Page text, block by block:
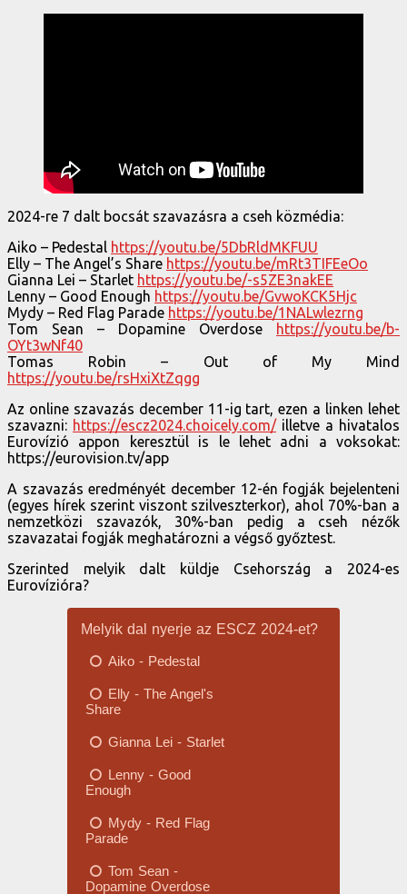
2024-re 7 dalt bocsát szavazásra a cseh közmédia:
Aiko – Pedestal https://youtu.be/5DbRldMKFUU
Elly – The Angel’s Share https://youtu.be/mRt3TIFEeOo
Gianna Lei – Starlet https://youtu.be/-s5ZE3nakEE
Lenny – Good Enough https://youtu.be/GvwoKCK5Hjc
Mydy – Red Flag Parade https://youtu.be/1NALwlezrng
Tom Sean – Dopamine Overdose
https://youtu.be/b-
OYt3wNf40
Tomas Robin – Out of My Mind
https://youtu.be/rsHxiXtZqgg
Az online szavazás december 11-ig tart, ezen a linken lehet
szavazni: https://escz2024.choicely.com/illetve a hivatalos
Eurovízió appon keresztül is le lehet adni a voksokat:
https://eurovision.tv/app
A szavazás eredményét december 12-én fogják bejelenteni
(egyes hírek szerint viszont szilveszterkor), ahol 70%-ban a
nemzetközi szavazók, 30%-ban pedig a cseh nézők
szavazatai fogják meghatározni a végső győztest.
Szerinted melyik dalt küldje Csehország a 2024-es
Eurovízióra?